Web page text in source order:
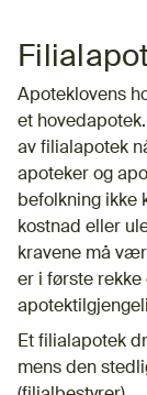
Apoteklovens
et
av filialapotek
apoteker og
befolkning ikke
kostnad eller
kravene må
er i første
Et filialapotek
mens den